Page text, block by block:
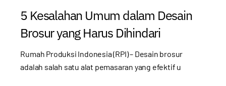
5 Kesalahan Umum dalam Desain
Brosur yang Harus Dihindari
Rumah Produksi Indonesia (RPI) – Desain brosur
adalah salah satu alat pemasaran yang efektif u